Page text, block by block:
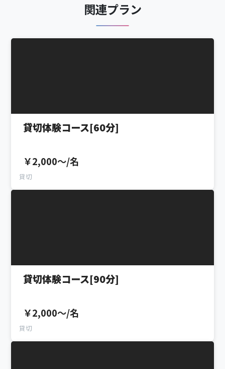
関連プラン
貸切体験コース[60分]
￥2,000〜/名
貸切
貸切体験コース[90分]
￥2,000〜/名
貸切